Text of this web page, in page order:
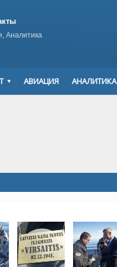
Аналитика
АВИАЦИЯ АНАЛИТИКА